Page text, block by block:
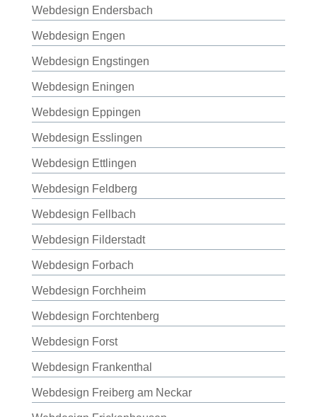
Webdesign Endersbach
Webdesign Engen
Webdesign Engstingen
Webdesign Eningen
Webdesign Eppingen
Webdesign Esslingen
Webdesign Ettlingen
Webdesign Feldberg
Webdesign Fellbach
Webdesign Filderstadt
Webdesign Forbach
Webdesign Forchheim
Webdesign Forchtenberg
Webdesign Forst
Webdesign Frankenthal
Webdesign Freiberg am Neckar